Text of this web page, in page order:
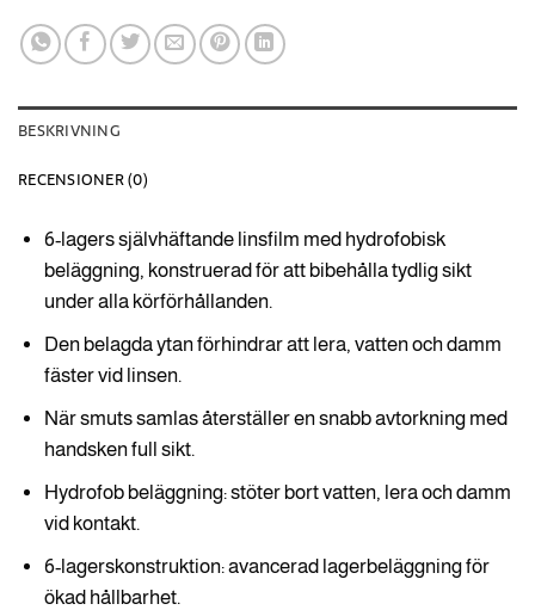
BESKRIVNING
RECENSIONER (0)
6-lagers självhäftande linsfilm med hydrofobisk
beläggning, konstruerad för att bibehålla tydlig sikt
under alla körförhållanden.
Den belagda ytan förhindrar att lera, vatten och damm
fäster vid linsen.
När smuts samlas återställer en snabb avtorkning med
handsken full sikt.
Hydrofob beläggning: stöter bort vatten, lera och damm
vid kontakt.
6-lagerskonstruktion: avancerad lagerbeläggning för
ökad hållbarhet.